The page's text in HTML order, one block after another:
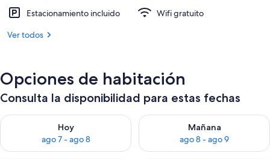
Desayuno completo incluido todos
Estacionamiento incluido
Wifi gratuito
Ver todos
Opciones de habitación
Consulta la disponibilidad para estas fechas
Hoy
ago 7 - ago 8
Consulta la disponibilidad para hoy ago 7 - ago 8
Mañana
ago 8 - ago 9
Consulta la disponibilidad